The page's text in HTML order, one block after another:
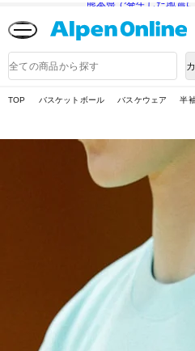
熊本県で発生した地震
品
検
TOP バスケットボール バスケウェア 半